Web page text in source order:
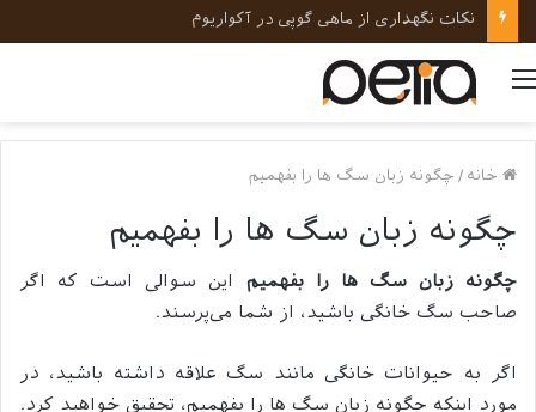
نکات کلیدی در رفتارشناسی و روانشناسی حیوانات خانگی
منو
خانه / چگونه زبان سگ ها را بفهمیم
چگونه زبان سگ ها را بفهمیم
چگونه زبان سگ ها را بفهمیم این سوالی است که اگر
صاحب سگ خانگی باشید، از شما می‌پرسند.
اگر به حیوانات خانگی مانند سگ علاقه داشته باشید، در